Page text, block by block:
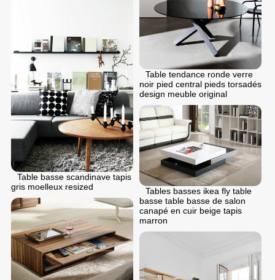
Table tendance ronde verre
noir pied central pieds torsadés
design meuble original
Table basse scandinave tapis
gris moelleux resized
Tables basses ikea fly table
basse table basse de salon
canapé en cuir beige tapis
marron